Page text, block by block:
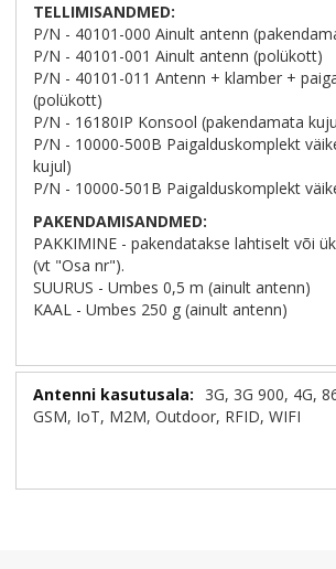
TELLIMISANDMED:
P/N - 40101-000 Ainult antenn
P/N - 40101-001 Ainult antenn (polükott)
P/N - 40101-011 Antenn + klamber +
(polükott)
P/N - 16180IP Konsool (pakendamata
P/N - 10000-500B Paigalduskomplekt
kujul)
P/N - 10000-501B Paigalduskomplekt
PAKENDAMISANDMED:
PAKKIMINE - pakendatakse lahtiselt või
(vt "Osa nr").
SUURUS - Umbes 0,5 m (ainult antenn)
KAAL - Umbes 250 g (ainult antenn)
Lisainformatsioon
3G, 3G 900, 4G,
GSM, IoT, M2M, Outdoor, RFID, WIFI